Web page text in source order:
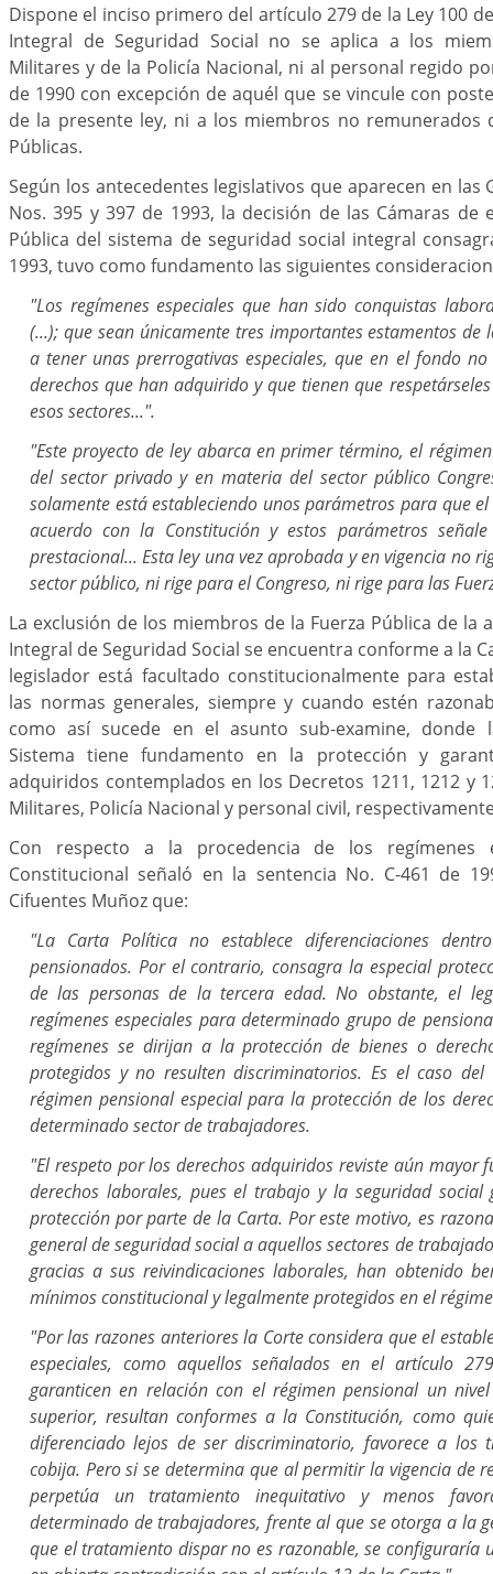
Dispone el inciso primero del artículo 279 de la Ley 100
Integral de Seguridad Social no se aplica a los
Militares y de la Policía Nacional, ni al personal regido
de 1990 con excepción de aquél que se vincule con
de la presente ley, ni a los miembros no remunerados
Públicas.
Según los antecedentes legislativos que aparecen en las
Nos. 395 y 397 de 1993, la decisión de las Cámaras de
Pública del sistema de seguridad social integral
1993, tuvo como fundamento las siguientes
"Los regímenes especiales que han sido conquistas
(...); que sean únicamente tres importantes estamentos de
a tener unas prerrogativas especiales, que en el fondo
derechos que han adquirido y que tienen que
esos sectores...".
"Este proyecto de ley abarca en primer término, el
del sector privado y en materia del sector público
solamente está estableciendo unos parámetros para que
acuerdo con la Constitución y estos parámetros
prestacional... Esta ley una vez aprobada y en vigencia no
sector público, ni rige para el Congreso, ni rige para las
La exclusión de los miembros de la Fuerza Pública de la
Integral de Seguridad Social se encuentra conforme a la
legislador está facultado constitucionalmente para
las normas generales, siempre y cuando estén
como así sucede en el asunto sub-examine, donde
Sistema tiene fundamento en la protección y
adquiridos contemplados en los Decretos 1211, 1212 y
Militares, Policía Nacional y personal civil,
Con respecto a la procedencia de los regímenes
Constitucional señaló en la sentencia No. C-461 de
Cifuentes Muñoz que:
"La Carta Política no establece diferenciaciones
pensionados. Por el contrario, consagra la especial
de las personas de la tercera edad. No obstante, el
regímenes especiales para determinado grupo de
regímenes se dirijan a la protección de bienes o
protegidos y no resulten discriminatorios. Es el caso
régimen pensional especial para la protección de los
determinado sector de trabajadores.
"El respeto por los derechos adquiridos reviste aún mayor
derechos laborales, pues el trabajo y la seguridad social
protección por parte de la Carta. Por este motivo, es
general de seguridad social a aquellos sectores de
gracias a sus reivindicaciones laborales, han obtenido
mínimos constitucional y legalmente protegidos en el
"Por las razones anteriores la Corte considera que el
especiales, como aquellos señalados en el artículo
garanticen en relación con el régimen pensional un
superior, resultan conformes a la Constitución, como
diferenciado lejos de ser discriminatorio, favorece a los
cobija. Pero si se determina que al permitir la vigencia de
perpetúa un tratamiento inequitativo y menos
determinado de trabajadores, frente al que se otorga a la
que el tratamiento dispar no es razonable, se configuraría